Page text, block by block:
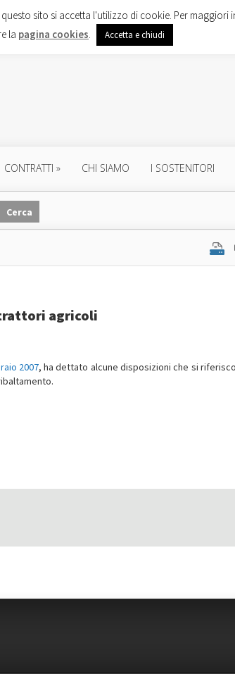
CONTRATTI » CHI SIAMO I SOSTENITORI
agricoli
2007, ha dettato alcune disposizioni che si
sito si accetta l'utilizzo di cookie. Per
la pagina cookies. Accetta e chiudi